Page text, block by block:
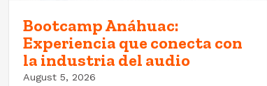
Bootcamp Anáhuac:
Experiencia que conecta con
la industria del audio
August 5, 2026